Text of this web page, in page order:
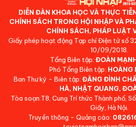
DIỄN ĐÀN KHOA HỌC VÀ THỰC
CHÍNH SÁCH TRONG HỘI NHẬP VÀ
CHÍNH SÁCH, PHÁP LUẬT
Giấy phép hoạt động Tạp chí Điện tử số
10/09/2018.
Tổng Biên tập: ĐOÀN
Phó Tổng Biên tập: HOÀNG
Ban Thư ký - Biên tập: ĐẶNG ĐÌNH
HÀ, NHẬT QUANG,
Tòa soạn:T8, Cung Trí thức Thành phố,
Giấy, Hà Nội.
Truyền thông - Quảng cáo: